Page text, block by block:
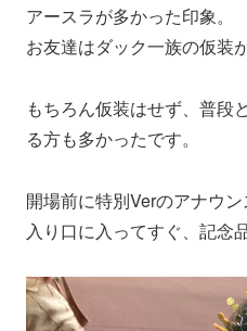
アースラが多かった印象。
お友達はダック一族の仮装
もちろん仮装はせず、普段
る方も多かったです。
開場前に特別Verのアナウン
入り口に入ってすぐ、記念